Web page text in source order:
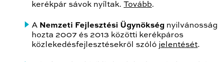
kerékpár sávok nyíltak. Tovább.
A Nemzeti Fejlesztési Ügynökség
hozta 2007 és 2013 közötti kerékpáros
közlekedésfejlesztésekről szóló jelentését.